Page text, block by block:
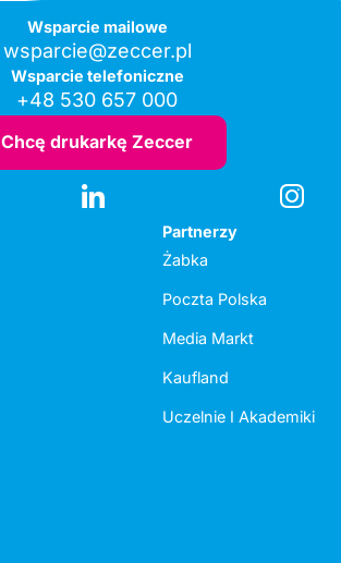
Wsparcie mailowe
wsparcie@zeccer.pl
Wsparcie telefoniczne
+48 530 657 000
Chcę drukarkę Zeccer
Partnerzy
Żabka
Poczta Polska
Media Markt
Kaufland
Uczelnie I Akademiki